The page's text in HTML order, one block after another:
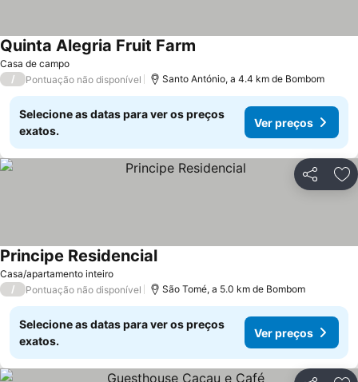
Casa de campo
Quinta Alegria Fruit Farm
/ Pontuação não disponível Santo António, a 4.4 km de Bombom
Selecione as datas para ver os preços
exatos.
Ver preços
Partilhar
Casa/apartamento inteiro
Principe Residencial
/ Pontuação não disponível São Tomé, a 5.0 km de Bombom
Selecione as datas para ver os preços
exatos.
Ver preços